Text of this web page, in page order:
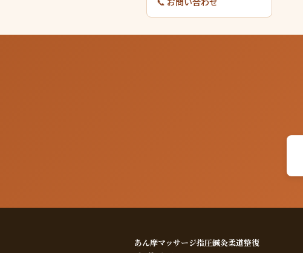
あん摩マッサージ指圧鍼灸柔道整復